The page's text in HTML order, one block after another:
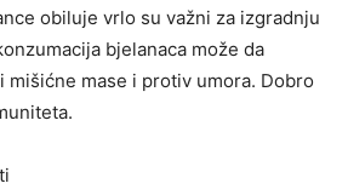
obiluje vrlo su važni za izgradnju
bjelanaca može da
mišićne mase i protiv umora. Dobro